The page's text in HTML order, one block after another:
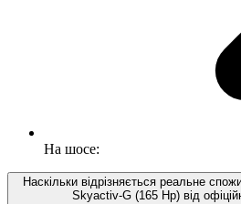
На шосе:
Наскільки відрізняється реальне
Skyactiv-G (165 Hp) від